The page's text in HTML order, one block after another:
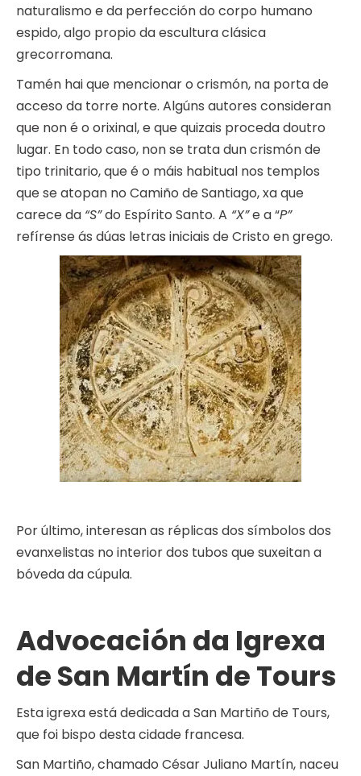
naturalismo e da perfección do corpo humano
espido, algo propio da escultura clásica
grecorromana.
Tamén hai que mencionar o crismón, na porta de
acceso da torre norte. Algúns autores consideran
que non é o orixinal, e que quizais proceda doutro
lugar. En todo caso, non se trata dun crismón de
tipo trinitario, que é o máis habitual nos templos
que se atopan no Camiño de Santiago, xa que
carece da “S”do Espírito Santo. A “X”e a “P”
refírense ás dúas letras iniciais de Cristo en grego.
Por último, interesan as réplicas dos símbolos dos
evanxelistas no interior dos tubos que suxeitan a
bóveda da cúpula.
Advocación da Igrexa
de San Martín de Tours
Esta igrexa está dedicada a San Martiño de Tours,
que foi bispo desta cidade francesa.
San Martiño, chamado César Juliano Martín, naceu